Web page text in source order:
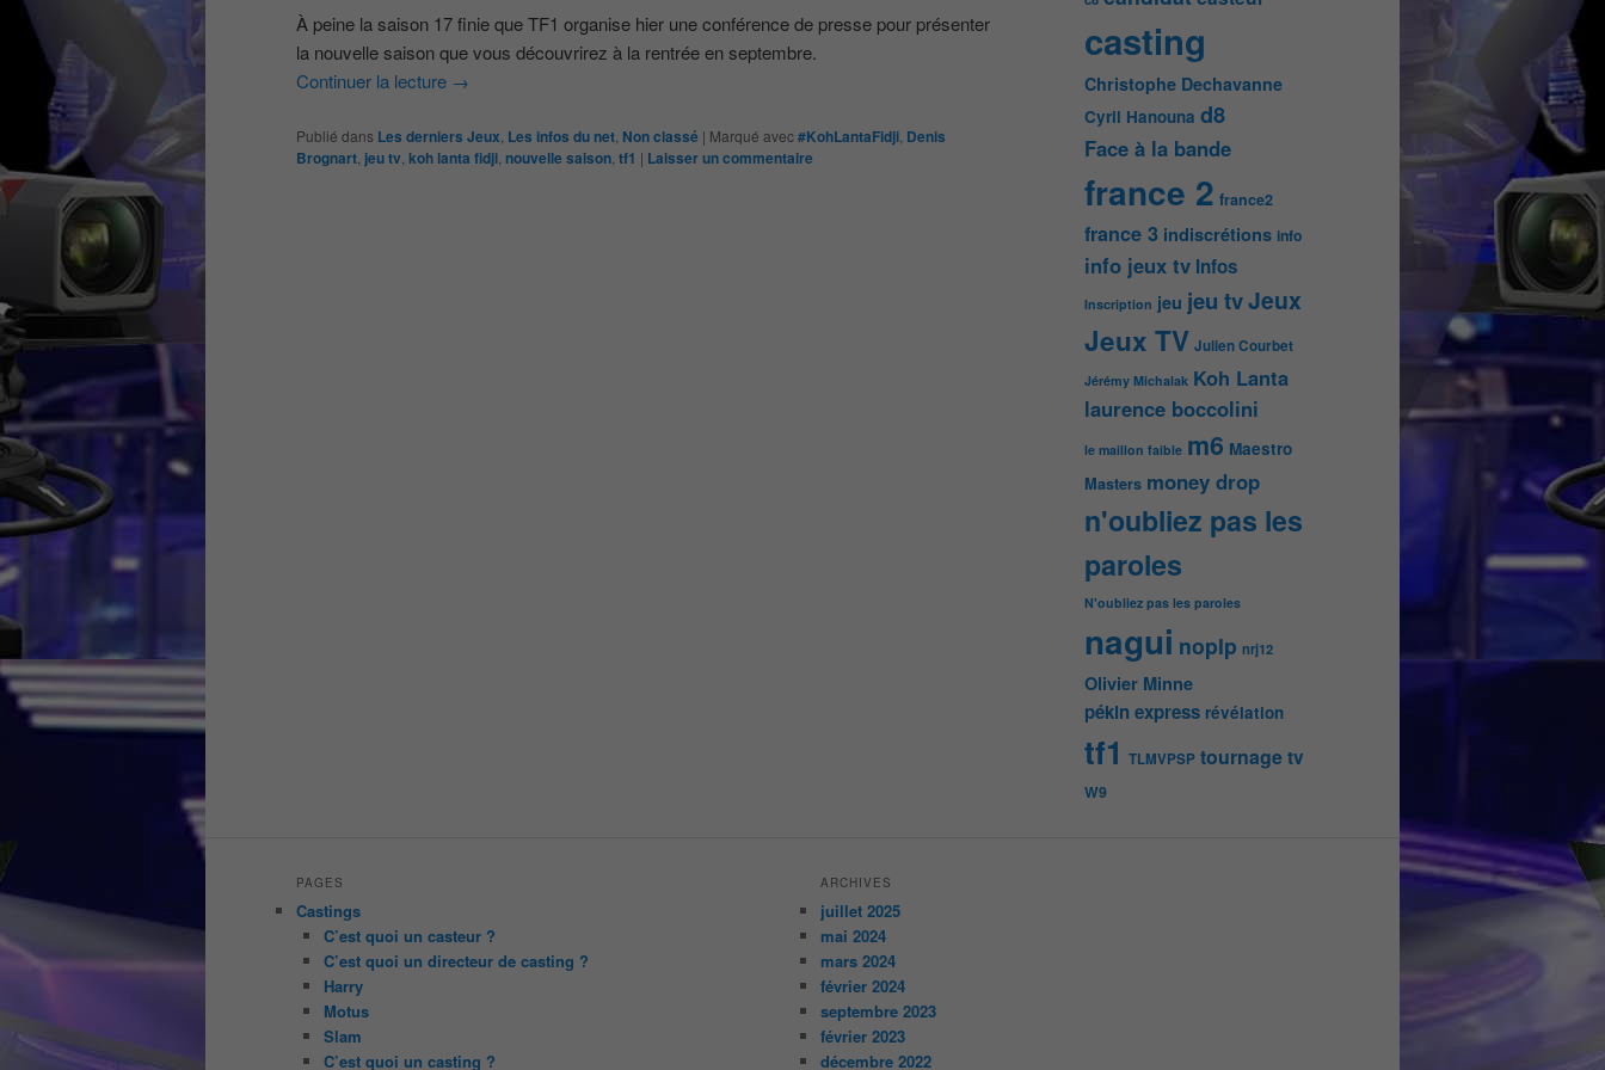
À peine la saison 17 finie que TF1 organise hier une conférence de presse pour présenter
la nouvelle saison que vous découvrirez à la rentrée en septembre.
Continuer la lecture →
Publié dans Les derniers Jeux Les infos du net Non classé | Marqué avec#KohLantaFidji Denis
Brognart jeu tv koh lanta fidji nouvelle saison tf1 | Laisser un commentaire
casting
Christophe Dechavanne
Cyril Hanouna d8
Face à la bande
france 2 france2
france 3 indiscrétions info
info jeux tv Infos
Inscription jeu jeu tvJeux
Jeux TV Julien Courbet
Jérémy Michalak Koh Lanta
laurence boccolini
le maillon faible m6 Maestro
Masters money drop
n'oubliez pas les
paroles
N'oubliez pas les paroles
nagui noplp nrj12
Olivier Minne
pékin express révélation
tf1 TLMVPSP tournagetv
W9
PAGES
Castings
C’est quoi un casteur ?
C’est quoi un directeur de casting ?
Harry
Motus
Slam
C’est quoi un casting ?
ARCHIVES
juillet 2025
mai 2024
mars 2024
février 2024
septembre 2023
février 2023
décembre 2022